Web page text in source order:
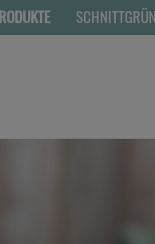
SCHNITTGRÜN